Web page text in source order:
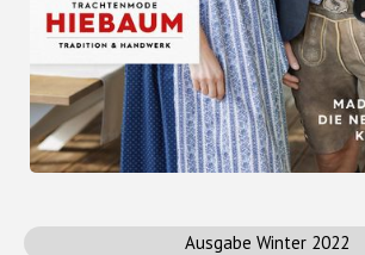
Ausgabe Winter 2022